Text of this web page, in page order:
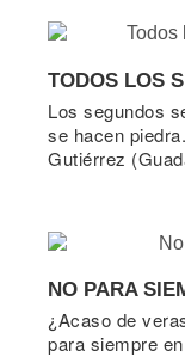
TODOS LOS
Los segundos
se hacen
Gutiérrez
NO PARA
¿Acaso de
para siempre